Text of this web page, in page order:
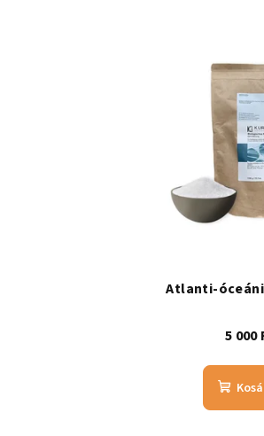
Atlanti-óceáni
5 000